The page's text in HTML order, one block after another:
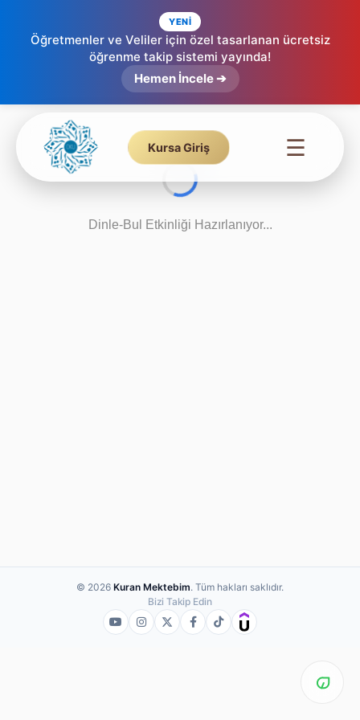
YENİ
Öğretmenler ve Veliler için özel tasarlanan ücretsiz
öğrenme takip sistemi yayında!
Hemen İncele ➔
Kursa Giriş ☰
Dinle-Bul Etkinliği Hazırlanıyor...
© 2026 Kuran Mektebim. Tüm hakları saklıdır.
Bizi Takip Edin